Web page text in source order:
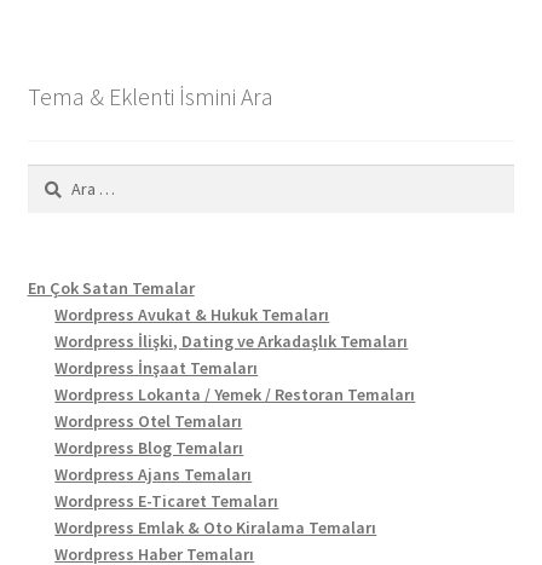
Tema & Eklenti İsmini Ara
Arama:
En Çok Satan Temalar
Wordpress Avukat & Hukuk Temaları
Wordpress İlişki, Dating ve Arkadaşlık Temaları
Wordpress İnşaat Temaları
Wordpress Lokanta / Yemek / Restoran Temaları
Wordpress Otel Temaları
Wordpress Blog Temaları
Wordpress Ajans Temaları
Wordpress E-Ticaret Temaları
Wordpress Emlak & Oto Kiralama Temaları
Wordpress Haber Temaları